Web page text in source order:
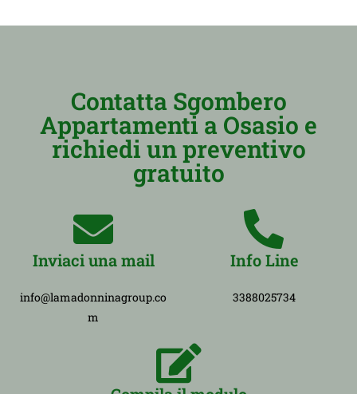
Contatta Sgombero
Appartamenti a Osasio e
richiedi un preventivo
gratuito
Inviaci una mail
info@lamadonninagroup.co
m
Info Line
3388025734